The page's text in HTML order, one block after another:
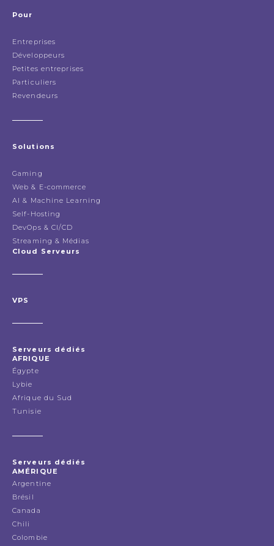
Pour
Entreprises
Développeurs
Petites entreprises
Particuliers
Revendeurs
Solutions
Gaming
Web & E-commerce
AI & Machine Learning
Self-Hosting
DevOps & CI/CD
Streaming & Médias
Cloud Serveurs
VPS
Serveurs dédiés
AFRIQUE
Égypte
Lybie
Afrique du Sud
Tunisie
Serveurs dédiés
AMÉRIQUE
Argentine
Brésil
Canada
Chili
Colombie